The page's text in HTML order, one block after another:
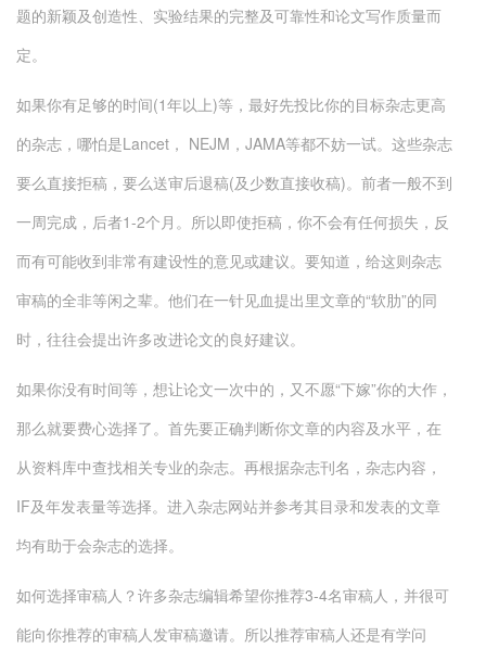
题的新颖及创造性、实验结果的完整及可靠性和论文写作质量而
定。
如果你有足够的时间(1年以上)等，最好先投比你的目标杂志更高
的杂志，哪怕是Lancet， NEJM，JAMA等都不妨一试。这些杂志
要么直接拒稿，要么送审后退稿(及少数直接收稿)。前者一般不到
一周完成，后者1-2个月。所以即使拒稿，你不会有任何损失，反
而有可能收到非常有建设性的意见或建议。要知道，给这则杂志
审稿的全非等闲之辈。他们在一针见血提出里文章的“软肋”的同
时，往往会提出许多改进论文的良好建议。
如果你没有时间等，想让论文一次中的，又不愿“下嫁”你的大作，
那么就要费心选择了。首先要正确判断你文章的内容及水平，在
从资料库中查找相关专业的杂志。再根据杂志刊名，杂志内容，
IF及年发表量等选择。进入杂志网站并参考其目录和发表的文章
均有助于会杂志的选择。
如何选择审稿人？许多杂志编辑希望你推荐3-4名审稿人，并很可
能向你推荐的审稿人发审稿邀请。所以推荐审稿人还是有学问